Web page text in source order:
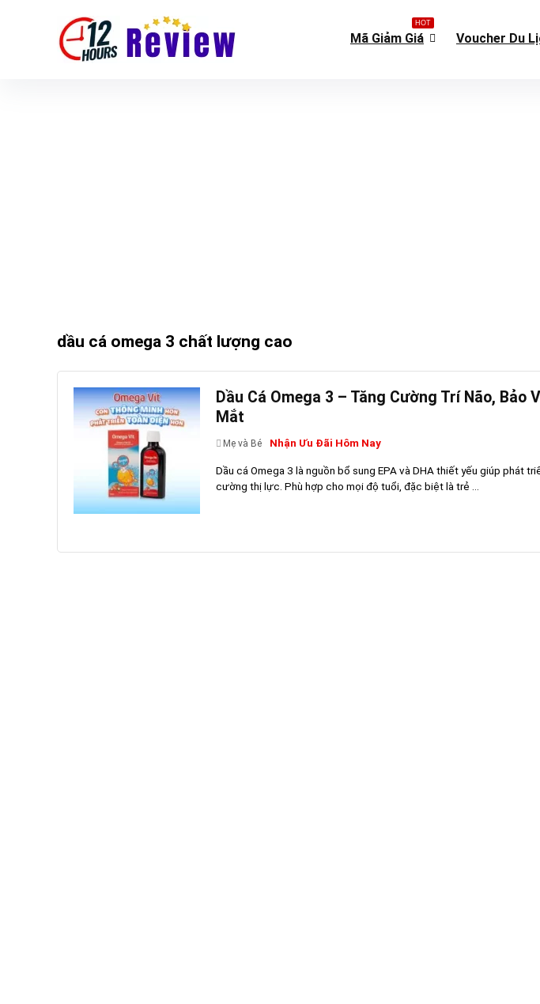
Mã Giảm Giá
HOT
Voucher Du
dầu cá omega 3 chất lượng cao
Dầu Cá Omega 3 – Tăng Cường Trí Não, Bảo
Mắt
Mẹ và Bé Nhận Ưu Đãi Hôm Nay
Dầu cá Omega 3 là nguồn bổ sung EPA và DHA thiết yếu giúp phát
cường thị lực. Phù hợp cho mọi độ tuổi, đặc biệt là trẻ ...